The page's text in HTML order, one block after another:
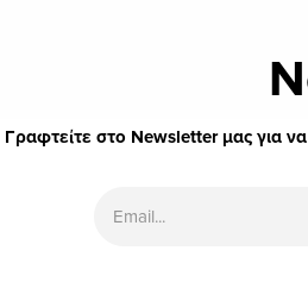
Γραφτείτε στο Newsletter μας για